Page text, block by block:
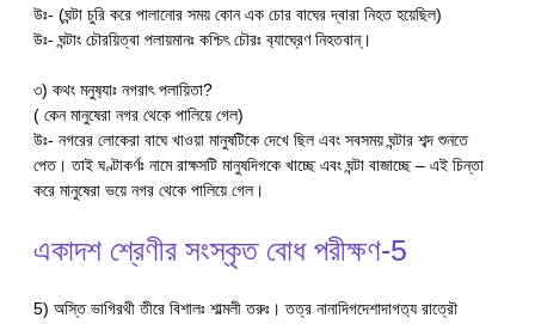
উঃ- (ঘন্টা চুরি করে পালানোর সময় কোন এক চোর বাঘের দ্বারা নিহত হয়েছিল)
উঃ- ঘন্টাং চৌরয়িত্বা পলায়মানঃ কশ্চিৎ চৌরঃ ব‍্যাঘ্রেণ নিহতবান্।
৩) কথং মনুষ‍্যাঃ নগরাৎ পলায়িতা?
( কেন মানুষেরা নগর থেকে পালিয়ে গেল)
উঃ- নগরের লোকেরা বাঘে খাওয়া মানুষটিকে দেখে ছিল এবং সবসময় ঘন্টার শব্দ শুনতে
পেত। তাই ঘণ্টাকর্ণঃ নামে রাক্ষসটি মানুষদিগকে খাচ্ছে এবং ঘন্টা বাজাচ্ছে – এই চিন্তা
করে মানুষেরা ভয়ে নগর থেকে পালিয়ে গেল।
একাদশ শ্রেণীর সংস্কৃত বোধ পরীক্ষণ-5
5) অস্তি ভাগিরথী তীরে বিশালঃ শাল্মলী তরুঃ। তত্র নানাদিগদেশাদাগত‍্য রাত্রৌ